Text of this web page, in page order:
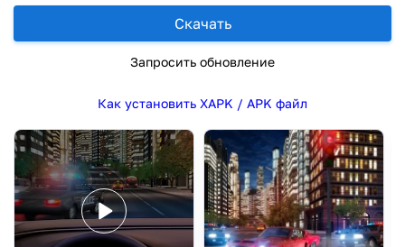
Скачать
Запросить обновление
Как установить XAPK / APK файл